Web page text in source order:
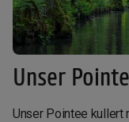
Unser
Unser Pointee